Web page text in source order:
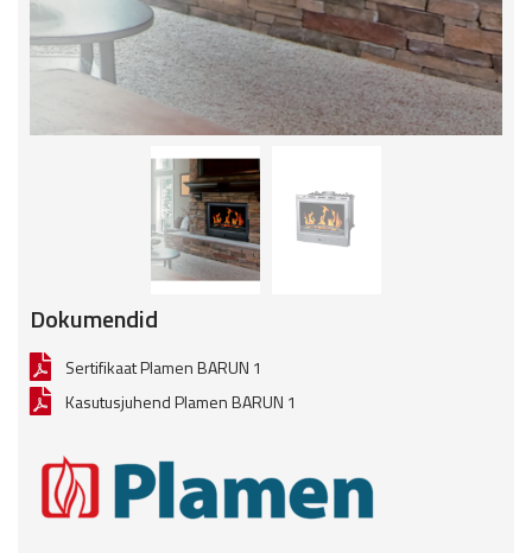
Dokumendid
Sertifikaat Plamen BARUN 1
Kasutusjuhend Plamen BARUN 1